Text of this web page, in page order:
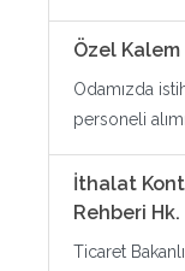
Özel Kalem
Odamızda
personeli
İthalat
Rehberi Hk.
Ticaret